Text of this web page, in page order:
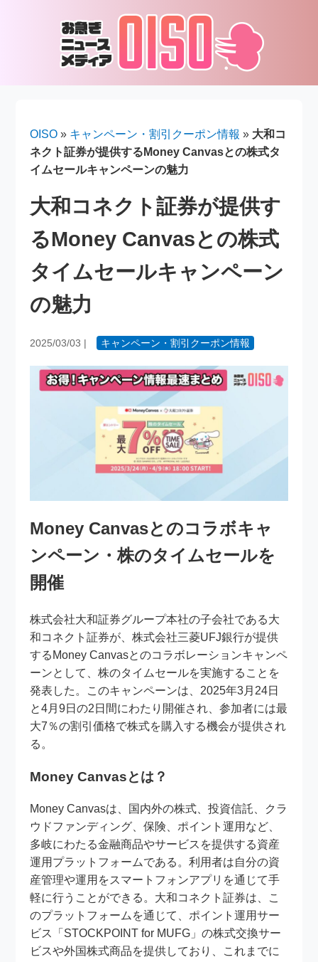
OISO » キャンペーン・割引クーポン情報 » 大和コ
ネクト証券が提供するMoney Canvasとの株式タ
イムセールキャンペーンの魅力
大和コネクト証券が提供す
るMoney Canvasとの株式
タイムセールキャンペーン
の魅力
2025/03/03 | キャンペーン・割引クーポン情報
Money Canvasとのコラボキャ
ンペーン・株のタイムセールを
開催
株式会社大和証券グループ本社の子会社である大
和コネクト証券が、株式会社三菱UFJ銀行が提供
するMoney Canvasとのコラボレーションキャンペ
ーンとして、株のタイムセールを実施することを
発表した。このキャンペーンは、2025年3月24日
と4月9日の2日間にわたり開催され、参加者には最
大7％の割引価格で株式を購入する機会が提供され
る。
Money Canvasとは？
Money Canvasは、国内外の株式、投資信託、クラ
ウドファンディング、保険、ポイント運用など、
多岐にわたる金融商品やサービスを提供する資産
運用プラットフォームである。利用者は自分の資
産管理や運用をスマートフォンアプリを通じて手
軽に行うことができる。大和コネクト証券は、こ
のプラットフォームを通じて、ポイント運用サー
ビス「STOCKPOINT for MUFG」の株式交換サー
ビスや外国株式商品を提供しており、これまでに